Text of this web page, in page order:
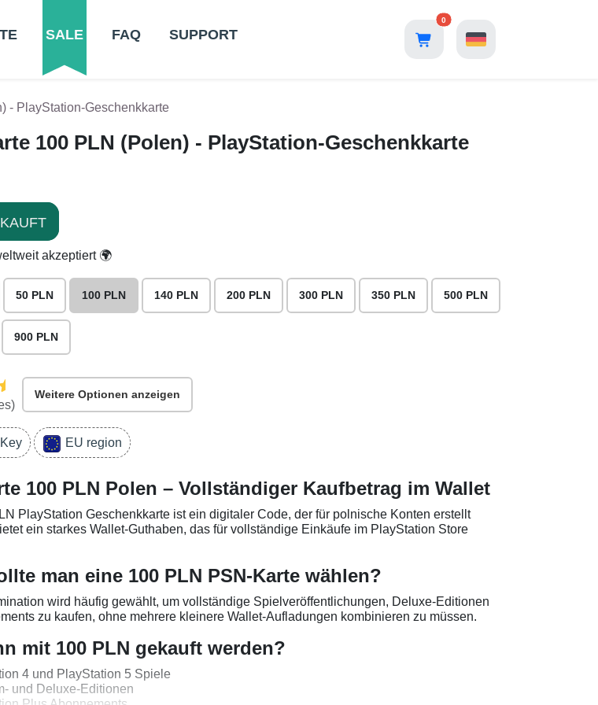
SALE FAQ SUPPORT
0
- PlayStation-Geschenkkarte
100 PLN (Polen) - PlayStation-Geschenkkarte
akzeptiert 🌍
50 PLN 100 PLN 140 PLN 200 PLN 300 PLN 350 PLN 500 PLN
900 PLN
Weitere Optionen anzeigen
EU region
100 PLN Polen – Vollständiger Kaufbetrag im Wallet
PlayStation Geschenkkarte ist ein digitaler Code, der für polnische Konten erstellt
ein starkes Wallet-Guthaben, das für vollständige Einkäufe im PlayStation Store
man eine 100 PLN PSN-Karte wählen?
wird häufig gewählt, um vollständige Spielveröffentlichungen, Deluxe-Editionen
zu kaufen, ohne mehrere kleinere Wallet-Aufladungen kombinieren zu müssen.
mit 100 PLN gekauft werden?
4 und PlayStation 5 Spiele
und Deluxe-Editionen